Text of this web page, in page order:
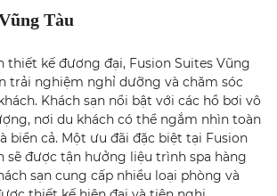
Tàu
thiết kế đương đại, Fusion Suites Vũng
trải nghiệm nghỉ dưỡng và chăm sóc
Khách sạn nổi bật với các hồ bơi vô
nơi du khách có thể ngắm nhìn toàn
biển cả. Một ưu đãi đặc biệt tại Fusion
sẽ được tận hưởng liệu trình spa hàng
sạn cung cấp nhiều loại phòng và